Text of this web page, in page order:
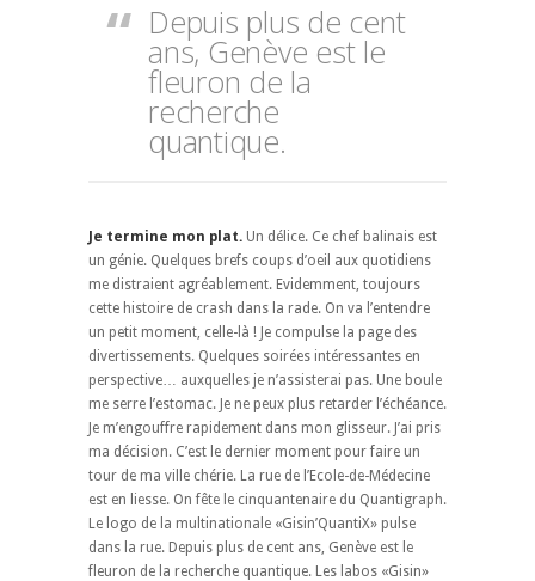
Depuis plus de cent
ans, Genève est le
fleuron de la
recherche
quantique.
Je termine mon plat. Un délice. Ce chef balinais est
un génie. Quelques brefs coups d’oeil aux quotidiens
me distraient agréablement. Evidemment, toujours
cette histoire de crash dans la rade. On va l’entendre
un petit moment, celle-là ! Je compulse la page des
divertissements. Quelques soirées intéressantes en
perspective… auxquelles je n’assisterai pas. Une boule
me serre l’estomac. Je ne peux plus retarder l’échéance.
Je m’engouffre rapidement dans mon glisseur. J’ai pris
ma décision. C’est le dernier moment pour faire un
tour de ma ville chérie. La rue de l’Ecole-de-Médecine
est en liesse. On fête le cinquantenaire du Quantigraph.
Le logo de la multinationale «Gisin’QuantiX» pulse
dans la rue. Depuis plus de cent ans, Genève est le
fleuron de la recherche quantique. Les labos «Gisin»